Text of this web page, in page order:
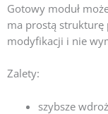
Gotowy moduł
ma prostą
modyfikacji i nie
Zalety:
szybsze